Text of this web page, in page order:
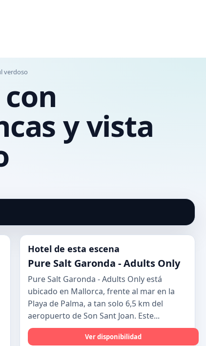
verdoso
y vista
Hotel de esta escena
Pure Salt Garonda - Adults Only
Pure Salt Garonda - Adults Only está
ubicado en Mallorca, frente al mar en la
Playa de Palma, a tan solo 6,5 km del
aeropuerto de Son Sant Joan. Este...
Ver disponibilidad